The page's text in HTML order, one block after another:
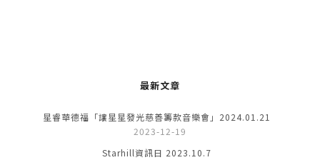
最新文章
星睿華德福「讓星星發光慈善籌款音樂會」2024.01.21
2023-12-19
Starhill資訊日 2023.10.7